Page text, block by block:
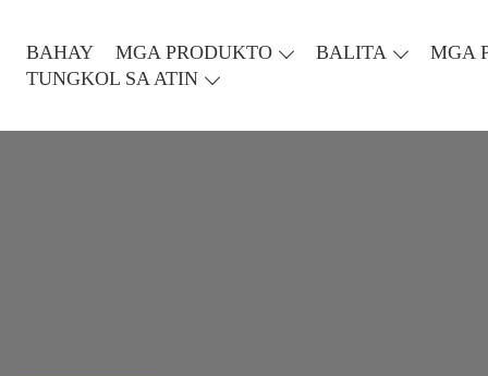
BAHAY MGA PRODUKTO BALITA MGA
TUNGKOL SA ATIN